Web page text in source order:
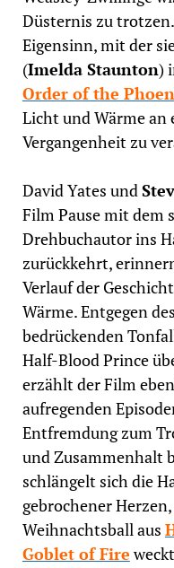
Düsternis zu
Eigensinn, mit der
(Imelda Staunton)
Order of the
Licht und Wärme an
Vergangenheit zu
David Yates und
Film Pause mit dem
Drehbuchautor ins
zurückkehrt,
Verlauf der
Wärme. Entgegen
bedrückenden
Half-Blood Prince
erzählt der Film
aufregenden
Entfremdung zum
und Zusammenhalt
schlängelt sich die
gebrochener
Weihnachtsball aus
Goblet of Fire